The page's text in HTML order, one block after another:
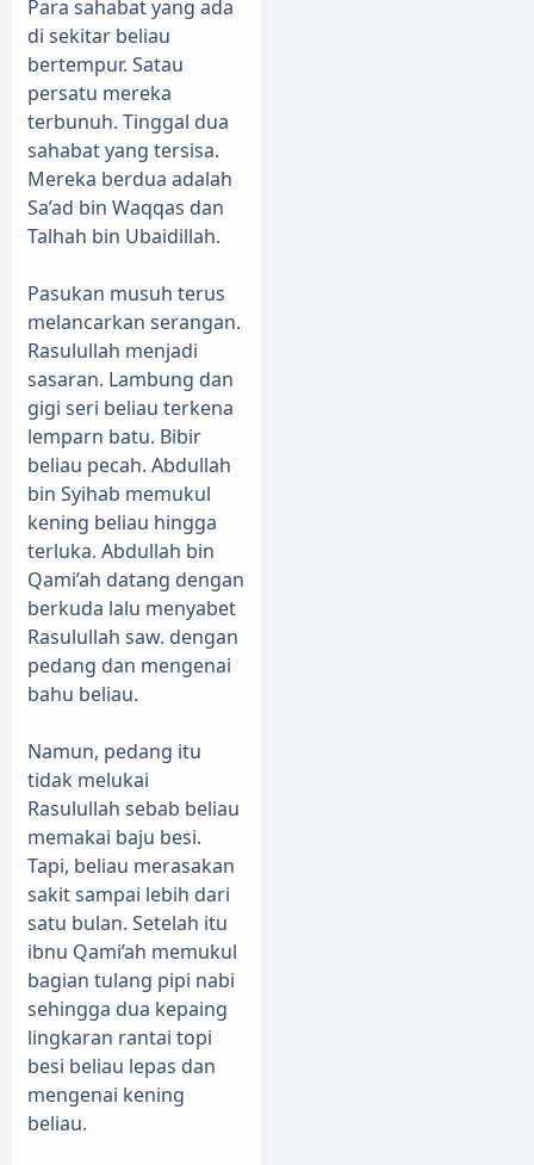
Para sahabat yang ada
di sekitar beliau
bertempur. Satau
persatu mereka
terbunuh. Tinggal dua
sahabat yang tersisa.
Mereka berdua adalah
Sa’ad bin Waqqas dan
Talhah bin Ubaidillah.
Pasukan musuh terus
melancarkan serangan.
Rasulullah menjadi
sasaran. Lambung dan
gigi seri beliau terkena
lemparn batu. Bibir
beliau pecah. Abdullah
bin Syihab memukul
kening beliau hingga
terluka. Abdullah bin
Qami’ah datang dengan
berkuda lalu menyabet
Rasulullah saw. dengan
pedang dan mengenai
bahu beliau.
Namun, pedang itu
tidak melukai
Rasulullah sebab beliau
memakai baju besi.
Tapi, beliau merasakan
sakit sampai lebih dari
satu bulan. Setelah itu
ibnu Qami’ah memukul
bagian tulang pipi nabi
sehingga dua kepaing
lingkaran rantai topi
besi beliau lepas dan
mengenai kening
beliau.